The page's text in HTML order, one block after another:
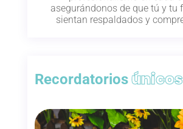
asegurándonos de que tú y tu
sientan respaldados y
Recordatoriosúnicos